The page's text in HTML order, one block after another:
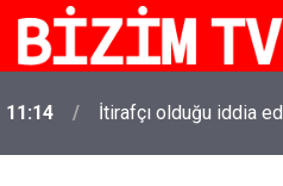
11:14 İtirafçı olduğu iddia